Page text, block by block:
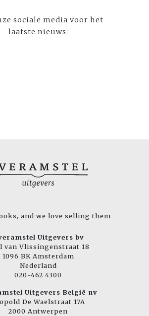
sociale media voor het
laatste nieuws:
and we love selling them
Uitgevers bv
van Vlissingenstraat 18
1096 BK Amsterdam
Nederland
020-462 4300
Uitgevers België nv
De Waelstraat 17A
2000 Antwerpen